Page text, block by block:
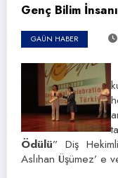
Genç Bilim
GAÜN HABER
Ödülü” Diş
Aslıhan Üşümez’ e